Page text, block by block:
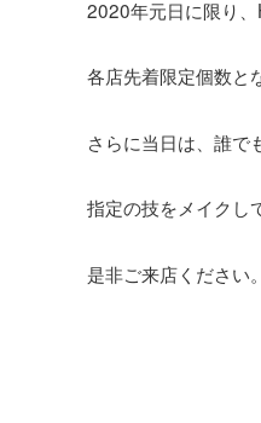
2020年元日に限り
各店先着限定個数と
さらに当日は、誰で
指定の技をメイクし
是非ご来店ください。